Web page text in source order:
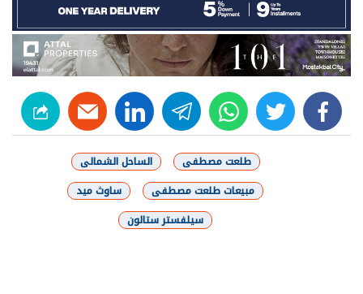
facebook
twitter
whats
telegram
linkedin
طلعت مصطفى
الساحل الشمالى
مبيعات طلعت مصطفى
ساوث ميد
سيلفستر ستالون